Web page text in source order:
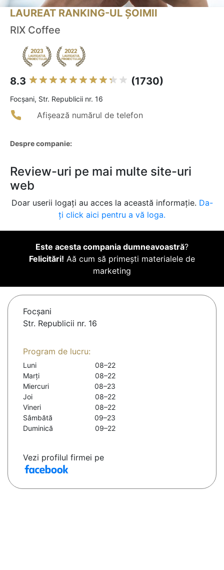
LAUREAT RANKING-UL ȘOIMII
RIX Coffee
8.3 (1730)
Focşani, Str. Republicii nr. 16
Afișează numărul de telefon
Despre companie:
Review-uri pe mai multe site-uri
web
Doar userii logați au acces la această informație. Da-
ți click aici pentru a vă loga.
Este acesta compania dumneavoastră?
Felicitări! Aă cum să primești materialele de
marketing
Focşani
Str. Republicii nr. 16
Program de lucru:
Luni
08–22
Marți
08–22
Miercuri
08–23
Joi
08–22
Vineri
08–22
Sâmbătă
09–23
Duminică
09–22
Vezi profilul firmei pe